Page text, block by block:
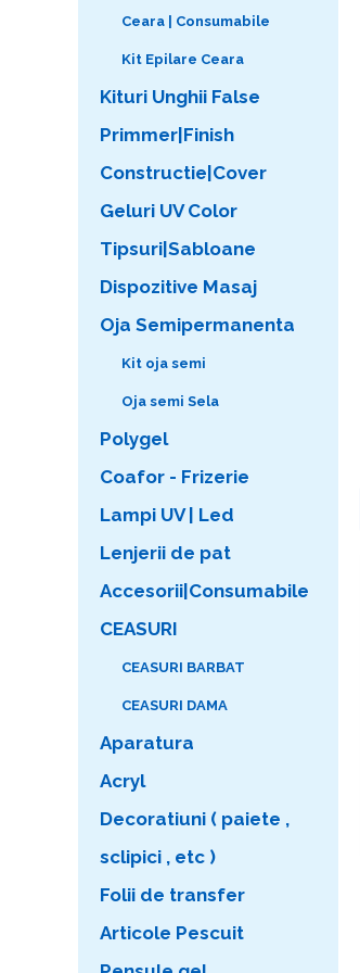
Ceara | Consumabile
Kit Epilare Ceara
Kituri Unghii False
Primmer|Finish
Constructie|Cover
Geluri UV Color
Tipsuri|Sabloane
Dispozitive Masaj
Oja Semipermanenta
Kit oja semi
Oja semi Sela
Polygel
Coafor - Frizerie
Lampi UV | Led
Lenjerii de pat
Accesorii|Consumabile
CEASURI
CEASURI BARBAT
CEASURI DAMA
Aparatura
Acryl
Decoratiuni ( paiete ,
sclipici , etc )
Folii de transfer
Articole Pescuit